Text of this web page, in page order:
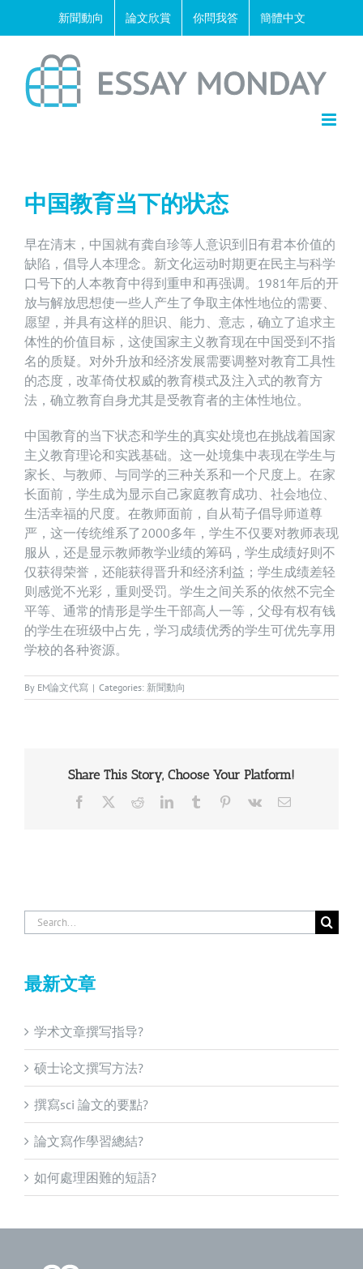
新聞動向 論文欣賞 你問我答 簡體中文
中国教育当下的状态
早在清末，中国就有龚自珍等人意识到旧有君本价值的
缺陷，倡导人本理念。新文化运动时期更在民主与科学
口号下的人本教育中得到重申和再强调。1981年后的开
放与解放思想使一些人产生了争取主体性地位的需要、
愿望，并具有这样的胆识、能力、意志，确立了追求主
体性的价值目标，这使国家主义教育现在中国受到不指
名的质疑。对外升放和经济发展需要调整对教育工具性
的态度，改革倚仗权威的教育模式及注入式的教育方
法，确立教育自身尤其是受教育者的主体性地位。
中国教育的当下状态和学生的真实处境也在挑战着国家
主义教育理论和实践基础。这一处境集中表现在学生与
家长、与教师、与同学的三种关系和一个尺度上。在家
长面前，学生成为显示自己家庭教育成功、社会地位、
生活幸福的尺度。在教师面前，自从荀子倡导师道尊
严，这一传统维系了2000多年，学生不仅要对教师表现
服从，还是显示教师教学业绩的筹码，学生成绩好则不
仅获得荣誉，还能获得晋升和经济利益；学生成绩差轻
则感觉不光彩，重则受罚。学生之间关系的依然不完全
平等、通常的情形是学生干部高人一等，父母有权有钱
的学生在班级中占先，学习成绩优秀的学生可优先享用
学校的各种资源。
By EM論文代寫 | Categories: 新聞動向
Share This Story, Choose Your Platform!
Facebook RedditLinkedInTumblr Pinterest
Vk Email
Search
for:
最新文章
学术文章撰写指导?
硕士论文撰写方法?
撰寫sci 論文的要點?
論文寫作學習總結?
如何處理困難的短語?